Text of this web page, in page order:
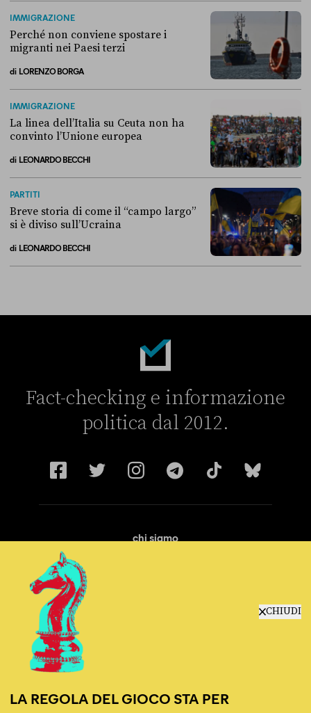
CHIUDI
LA REGOLA DEL GIOCO STA PER
IMMIGRAZIONE
Perché non conviene spostare i
migranti nei Paesi terzi
di LORENZO BORGA
IMMIGRAZIONE
La linea dell’Italia su Ceuta non ha
convinto l’Unione europea
di LEONARDO BECCHI
PARTITI
Breve storia di come il “campo largo”
si è diviso sull’Ucraina
di LEONARDO BECCHI
Fact-checking e informazione
politica dal 2012.
chi siamo